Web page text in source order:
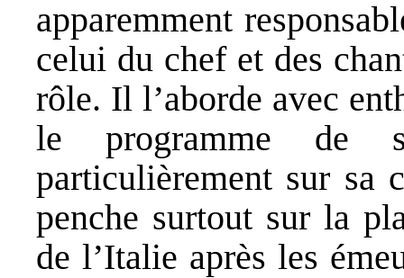
apparemment
celui du chef et des
rôle. Il l’aborde avec
le programme de
particulièrement sur sa
penche surtout sur la
de l’Italie après les